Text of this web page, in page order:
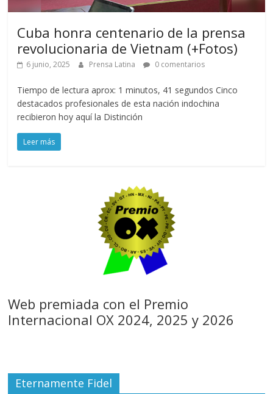
Cuba honra centenario de la prensa
revolucionaria de Vietnam (+Fotos)
6 junio, 2025 Prensa Latina 0 comentarios
Tiempo de lectura aprox: 1 minutos, 41 segundos Cinco
destacados profesionales de esta nación indochina
recibieron hoy aquí la Distinción
Leer más
Web premiada con el Premio
Internacional OX 2024, 2025 y 2026
Eternamente Fidel